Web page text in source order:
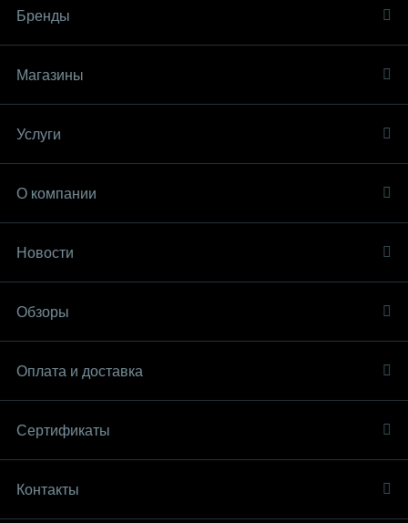
Бренды
Магазины
Услуги
О компании
Новости
Обзоры
Оплата и доставка
Сертификаты
Контакты